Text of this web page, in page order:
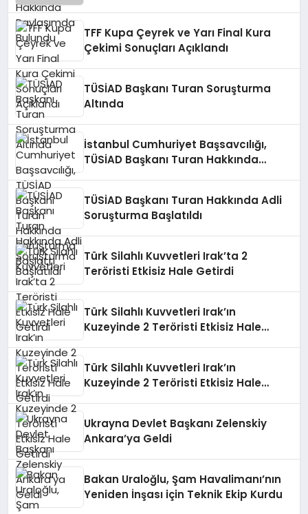
TFF Kupa Çeyrek ve Yarı Final Kura
Çekimi Sonuçları Açıklandı
TÜSİAD Başkanı Turan Soruşturma
Altında
İstanbul Cumhuriyet Başsavcılığı,
TÜSİAD Başkanı Turan Hakkında
TÜSİAD Başkanı Turan Hakkında Adli
Soruşturma Başlatıldı
Türk Silahlı Kuvvetleri Irak’ta 2
Teröristi Etkisiz Hale Getirdi
Türk Silahlı Kuvvetleri Irak’ın
Kuzeyinde 2 Teröristi Etkisiz Hale
Türk Silahlı Kuvvetleri Irak’ın
Kuzeyinde 2 Teröristi Etkisiz Hale
Ukrayna Devlet Başkanı Zelenskiy
Ankara’ya Geldi
Bakan Uraloğlu, Şam Havalimanı’nın
Yeniden İnşası için Teknik Ekip Kurdu